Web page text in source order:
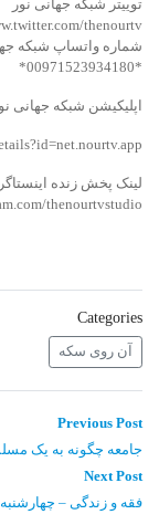
توییتر شبکه جهانی نور
thenourtv
شماره واتساپ شبکه
*00971523934180*
اپلیکیشن شبکه جهانی
لینک پخش زنده
thenourtvstudio/
Categories
آن روی سکه
راهبری
نوشته
Previous Post
Previous
جامعه چگونه به یک
Next Post
Next
post:
فقه و زندگی – چهارشنبه، ۹ شهریور